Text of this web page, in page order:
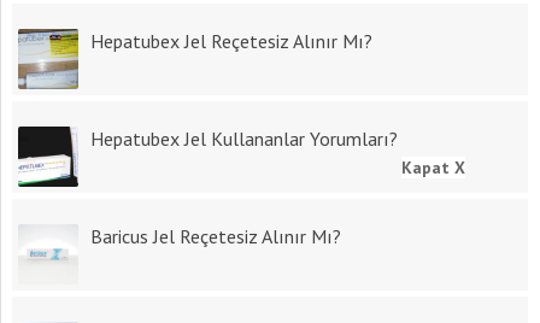
Hepatubex Jel Reçetesiz Alınır Mı?
Hepatubex Jel Kullananlar Yorumları?
Baricus Jel Reçetesiz Alınır Mı?
Kapat X